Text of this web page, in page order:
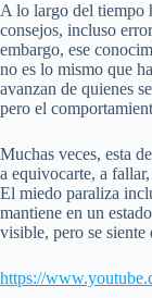
A lo largo del tiempo
consejos, incluso
embargo, ese
no es lo mismo que
avanzan de quienes
pero el
Muchas veces, esta
a equivocarte, a
El miedo paraliza
mantiene en un
visible, pero se siente
https://